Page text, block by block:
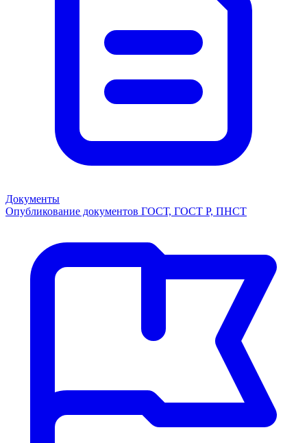
Документы
Опубликование документов ГОСТ, ГОСТ Р, ПНСТ